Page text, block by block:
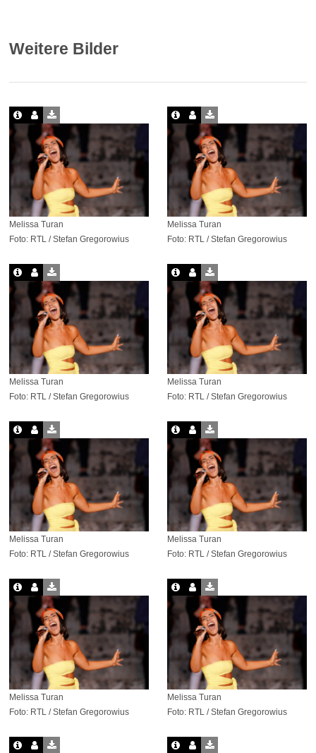
Weitere Bilder
Melissa Turan
Foto: RTL / Stefan Gregorowius
Melissa Turan
Foto: RTL / Stefan Gregorowius
Melissa Turan
Foto: RTL / Stefan Gregorowius
Melissa Turan
Foto: RTL / Stefan Gregorowius
Melissa Turan
Foto: RTL / Stefan Gregorowius
Melissa Turan
Foto: RTL / Stefan Gregorowius
Melissa Turan
Foto: RTL / Stefan Gregorowius
Melissa Turan
Foto: RTL / Stefan Gregorowius